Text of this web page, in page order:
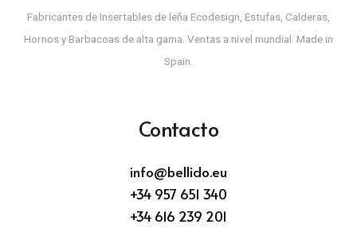
Fabricantes de Insertables de leña Ecodesign, Estufas, Calderas,
Hornos y Barbacoas de alta gama. Ventas a nivel mundial. Made in
Spain.
Contacto
info@bellido.eu
+34 957 651 340
+34 616 239 201